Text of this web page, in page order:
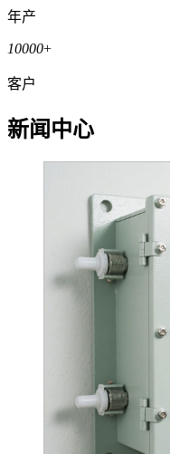
年产
10000+
客户
新闻中心